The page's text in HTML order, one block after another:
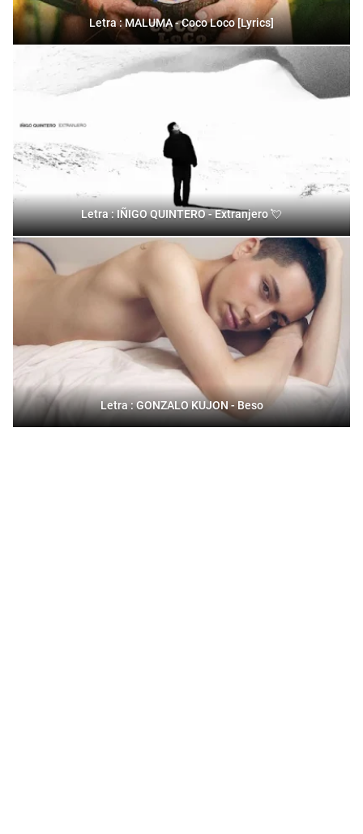
Letra : MALUMA - Coco Loco [Lyrics]
Letra : IÑIGO QUINTERO - Extranjero 💘
Letra : GONZALO KUJON - Beso